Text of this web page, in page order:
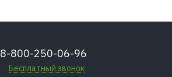
8-800-250-06-96
Бесплатный звонок